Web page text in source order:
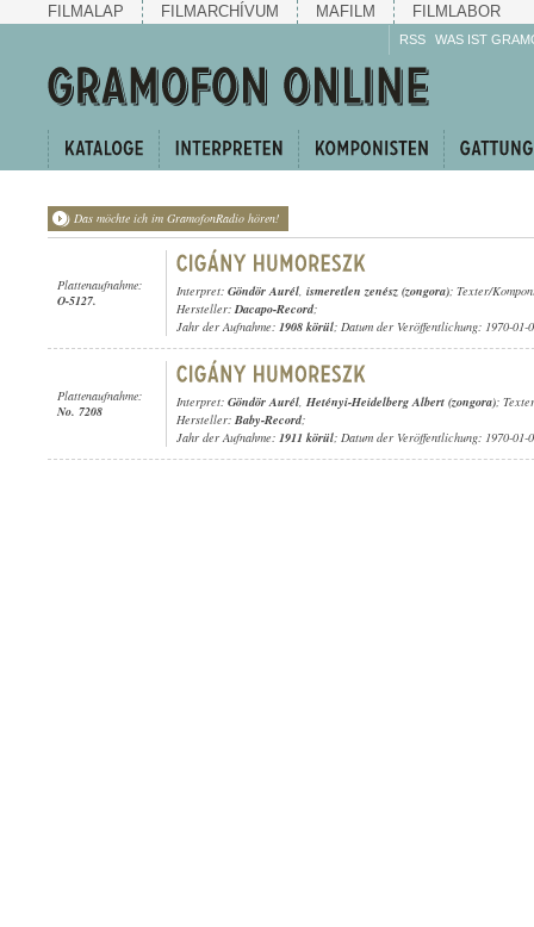
FILMALAP FILMARCHÍVUM MAFILM FILMLABOR
RSS WAS IST
Das möchte ich im GramofonRadio hören!
Plattenaufnahme:
O-5127.
Interpret: Göndör Aurél, ismeretlen zenész (zongora); Texter/
Hersteller:Dacapo-Record;
Jahr der Aufnahme: 1908 körül; Datum der Veröffentlichung: 1970-01-
Plattenaufnahme:
No. 7208
Interpret: Göndör Aurél, Hetényi-Heidelberg Albert (zongora);
Hersteller: Baby-Record;
Jahr der Aufnahme: 1911 körül; Datum der Veröffentlichung: 1970-01-